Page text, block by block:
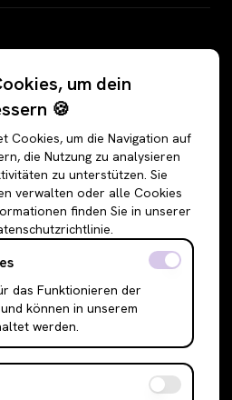
Hosen
Jogginghosen
Anzughosen
Shorts
Leggings
Mini Röcke
Midi Röcke
Kleider
um dein
🍪
Cookies, um die Navigation auf
die Nutzung zu analysieren
zu unterstützen. Sie
verwalten oder alle Cookies
finden Sie in unserer
das Funktionieren der
können in unserem
werden.